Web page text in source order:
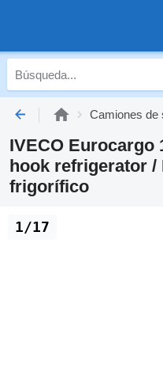
Camiones de
IVECO Eurocargo
hook refrigerator /
frigorífico
1/17